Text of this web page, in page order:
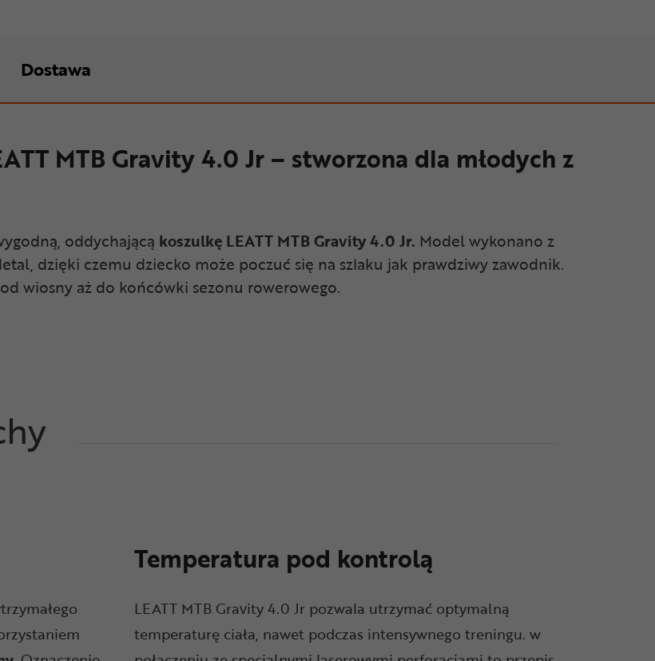
Dostawa
MTB Gravity 4.0 Jr – stworzona dla młodych z
oddychającą koszulkę LEATT MTB Gravity 4.0 Jr. Model wykonano z
dzięki czemu dziecko może poczuć się na szlaku jak prawdziwy zawodnik.
wiosny aż do końcówki sezonu rowerowego.
Temperatura pod kontrolą
LEATT MTB Gravity 4.0 Jr pozwala utrzymać optymalną
temperaturę ciała, nawet podczas intensywnego treningu. w